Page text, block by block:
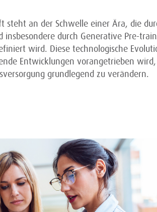
steht an der Schwelle einer Ära, die
durch Generative Pre-
wird. Diese technologische
Entwicklungen vorangetrieben
grundlegend zu verändern.